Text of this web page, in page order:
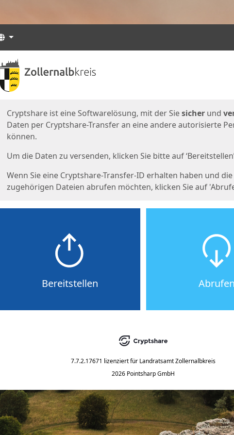
Sprachen
Start
Cryptshare ist eine Softwarelösung, mit der Siesicher und
Daten per Cryptshare-Transfer an eine andere autorisierte
können.
Um die Daten zu versenden, klicken Sie bitte auf
Wenn Sie eine Cryptshare-Transfer-ID erhalten haben und die
zugehörigen Dateien abrufen möchten, klicken Sie auf
Bereitstellen Abrufen
7.7.2.17671 lizenziert für Landratsamt Zollernalbkreis
2026 Pointsharp GmbH